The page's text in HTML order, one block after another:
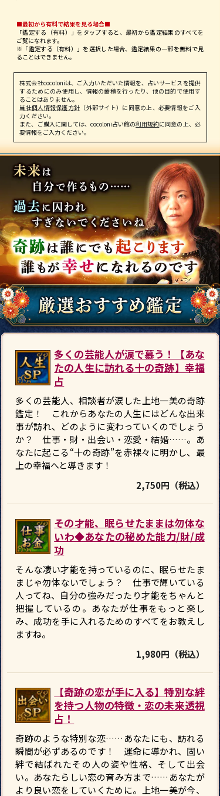
■最初から有料で結果を見る場合■
「鑑定する（有料）」を タップすると、最初から鑑定結果のすべてを
ご覧になれます。
※「鑑定する（有料）」を選択した場合、鑑定結果の一部を無料で見
ることはできません。
株式会社cocoloniは、ご入力いただいた情報を、占いサービスを提供
するためにのみ使用し、情報の蓄積を行ったり、他の目的で使用す
ることはありません。
当社個人情報保護方針 （外部サイト）に同意の上、必要情報をご入
力ください。
また、ご購入に関しては、cocoloni占い館の利用規約に同意の上、必
要情報をご入力ください。
多くの芸能人が涙で慕う！【あな
たの人生に訪れる十の奇跡】幸福
占
多くの芸能人、相談者が涙した上地一美の奇跡
鑑定！ これからあなたの人生にはどんな出来
事が訪れ、どのように変わっていくのでしょう
か？ 仕事・財・出会い・恋愛・結婚……。あ
なたに起こる“十の奇跡”を赤裸々に明かし、最
上の幸福へと導きます！
2,750円（税込）
その才能、眠らせたままは勿体な
いわ◆あなたの秘めた能力/財/成
功
そんな凄い才能を持っているのに、眠らせたま
まじゃ勿体ないでしょう？ 仕事で輝いている
人ってね、自分の強みだったり才能をちゃんと
把握しているの。あなたが仕事をもっと楽し
み、成功を手に入れるためのすべてをお教えし
ますね。
1,980円（税込）
【奇跡の恋が手に入る】特別な絆
を持つ人物の特徴・恋の未来透視
占！
奇跡のような特別な恋……あなたにも、訪れる
瞬間が必ずあるのです！ 運命に導かれ、固い
絆で結ばれたその人の姿や性格、そして出会
い。あなたらしい恋の育み方まで……あなたが
より良い恋をしていくために。上地一美が今、